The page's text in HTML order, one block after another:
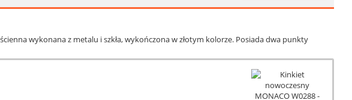
wykonana z metalu i szkła, wykończona w złotym kolorze. Posiada dwa punkty